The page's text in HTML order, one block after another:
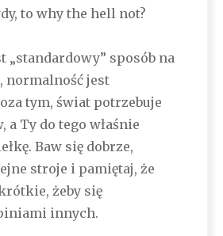
to why the hell not?
„standardowy” sposób na
normalność jest
tym, świat potrzebuje
a Ty do tego właśnie
Baw się dobrze,
stroje i pamiętaj, że
żeby się
innych.